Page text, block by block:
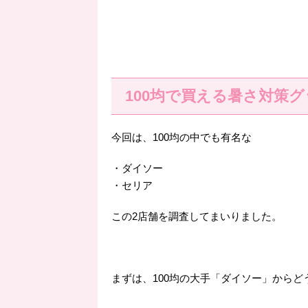
100均で買える暑さ対策グ
今回は、100均の中でも有名な
・ダイソー
・セリア
この2店舗を調査してまいりました。
まずは、100均の大手「ダイソー」からど